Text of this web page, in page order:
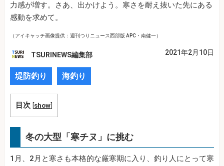
力感が増す。さあ、出かけよう。寒さを耐え抜いた先にある
感動を求めて。
（アイキャッチ画像提供：週刊つりニュース西部版 APC・南健一）
TSURINEWS編集部 2021年2月10日
堤防釣り 海釣り
目次 [show]
冬の大型「寒チヌ」に挑む
1月、2月と寒さも本格的な厳寒期に入り、釣り人にとって寒